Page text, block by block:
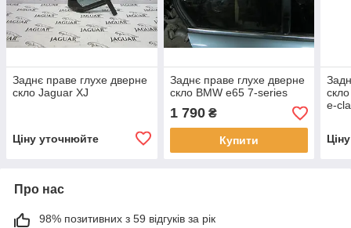
Заднє праве глухе дверне
скло Jaguar XJ
Ціну уточнюйте
Заднє праве глухе дверне
скло BMW e65 7-series
1 790₴
Купити
e-
Про нас
98% позитивних з 59 відгуків за рік